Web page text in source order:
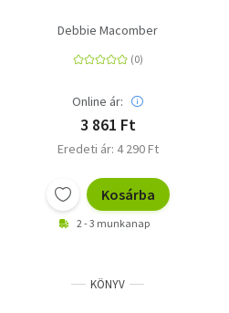
Debbie Macomber
Online ár:
3 861 Ft
Eredeti ár: 4 290 Ft
Kosárba
2 - 3 munkanap
KÖNYV